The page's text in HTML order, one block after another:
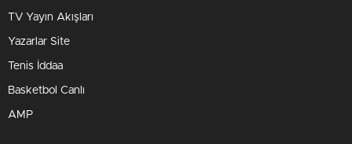
TV Yayın Akışları
Yazarlar Site
Tenis İddaa
Basketbol Canlı
AMP